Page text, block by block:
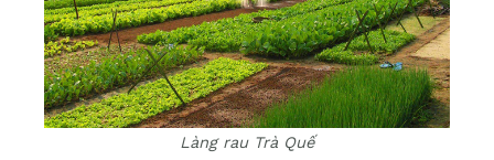
Làng rau Trà Quế